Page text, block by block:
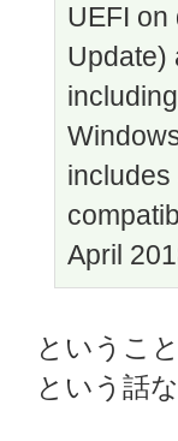
UEFI
Update)
April
というこ
という話